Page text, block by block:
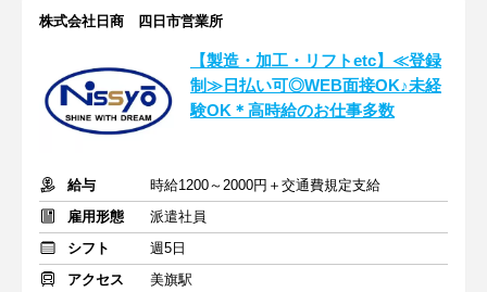
株式会社日商 四日市営業所
【製造・加工・リフトetc】≪登録
制≫日払い可◎WEB面接OK♪未経
験OK＊高時給のお仕事多数
給与
時給1200～2000円＋交通費規定支給
雇用形態
派遣社員
シフト
週5日
アクセス
美旗駅